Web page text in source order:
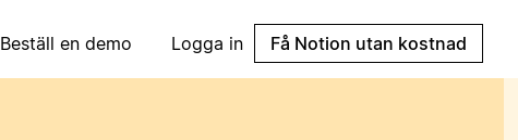
Beställ en demo Logga in Få Notion utan kostnad